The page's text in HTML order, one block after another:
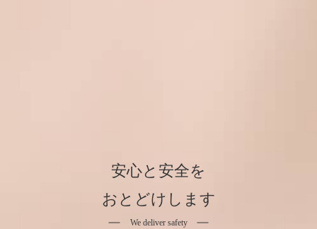
安心と安全を
おとどけします
We deliver safety